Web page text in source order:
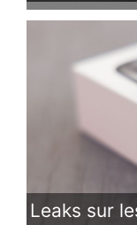
Leaks sur